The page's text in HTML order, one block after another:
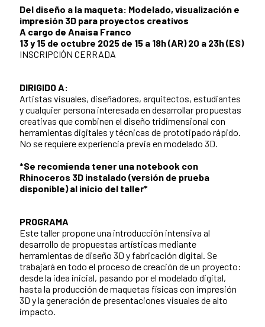
Del diseño a la maqueta: Modelado, visualización e
impresión 3D para proyectos creativos
A cargo de Anaisa Franco
13 y 15 de octubre 2025 de 15 a 18h (AR) 20 a 23h (ES)
INSCRIPCIÓN CERRADA
DIRIGIDO A:
Artistas visuales, diseñadores, arquitectos, estudiantes
y cualquier persona interesada en desarrollar propuestas
creativas que combinen el diseño tridimensional con
herramientas digitales y técnicas de prototipado rápido.
No se requiere experiencia previa en modelado 3D.
*Se recomienda tener una notebook con
Rhinoceros 3D instalado (versión de prueba
disponible) al inicio del taller*
PROGRAMA
Este taller propone una introducción intensiva al
desarrollo de propuestas artísticas mediante
herramientas de diseño 3D y fabricación digital. Se
trabajará en todo el proceso de creación de un proyecto:
desde la idea inicial, pasando por el modelado digital,
hasta la producción de maquetas físicas con impresión
3D y la generación de presentaciones visuales de alto
impacto.